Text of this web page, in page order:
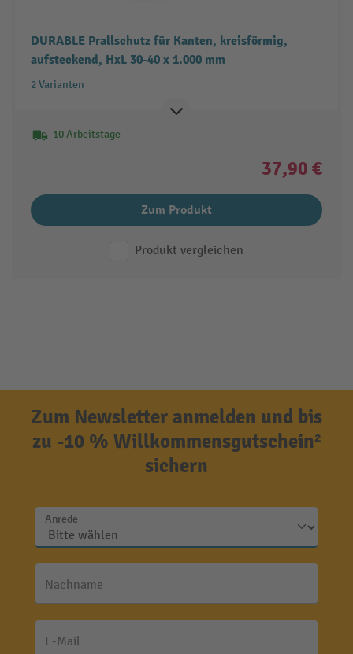
DURABLE Prallschutz für Kanten, kreisförmig,
aufsteckend, HxL 30-40 x 1.000 mm
2 Varianten
10 Arbeitstage
37,90 €
Zum Produkt
Produkt vergleichen
Zum Newsletter anmelden und bis
zu -10 % Willkommensgutschein²
sichern
Anrede
Nachname
E-Mail